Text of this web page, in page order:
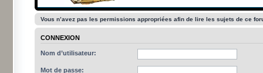
Vous n’avez pas les permissions appropriées afin de lire les sujets de ce
CONNEXION
Nom d’utilisateur:
Mot de passe: